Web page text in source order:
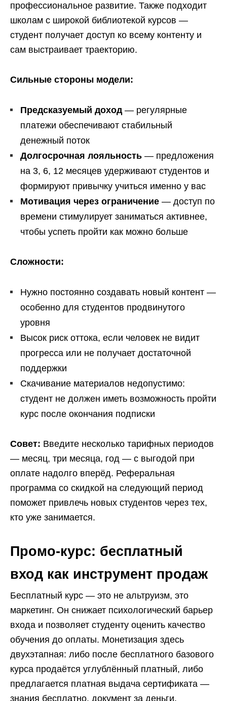
профессиональное развитие. Также подходит
школам с широкой библиотекой курсов —
студент получает доступ ко всему контенту и
сам выстраивает траекторию.
Сильные стороны модели:
Предсказуемый доход— регулярные
платежи обеспечивают стабильный
денежный поток
Долгосрочная лояльность — предложения
на 3, 6, 12 месяцев удерживают студентов и
формируют привычку учиться именно у вас
Мотивация через ограничение — доступ по
времени стимулирует заниматься активнее,
чтобы успеть пройти как можно больше
Сложности:
Нужно постоянно создавать новый контент —
особенно для студентов продвинутого
уровня
Высок риск оттока, если человек не видит
прогресса или не получает достаточной
поддержки
Скачивание материалов недопустимо:
студент не должен иметь возможность пройти
курс после окончания подписки
Совет: Введите несколько тарифных периодов
— месяц, три месяца, год — с выгодой при
оплате надолго вперёд. Реферальная
программа со скидкой на следующий период
поможет привлечь новых студентов через тех,
кто уже занимается.
Промо-курс: бесплатный
вход как инструмент продаж
Бесплатный курс — это не альтруизм, это
маркетинг. Он снижает психологический барьер
входа и позволяет студенту оценить качество
обучения до оплаты. Монетизация здесь
двухэтапная: либо после бесплатного базового
курса продаётся углублённый платный, либо
предлагается платная выдача сертификата —
знания бесплатно, документ за деньги.